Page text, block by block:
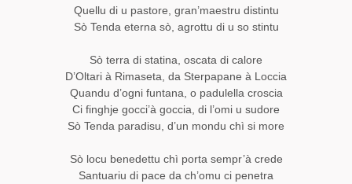
Quellu di u pastore, gran’maestru distintu
Sò Tenda eterna sò, agrottu di u so stintu
Sò terra di statina, oscata di calore
D’Oltari à Rimaseta, da Sterpapane à Loccia
Quandu d’ogni funtana, o padulella croscia
Ci finghje gocci’à goccia, di l’omi u sudore
Sò Tenda paradisu, d’un mondu chì si more
Sò locu benedettu chì porta sempr’à crede
Santuariu di pace da ch’omu ci penetra